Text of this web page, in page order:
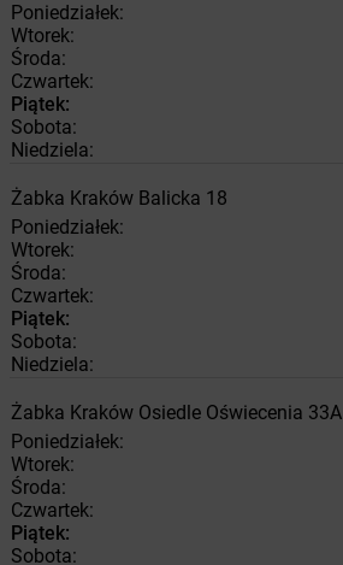
Poniedziałek:
Wtorek:
Środa:
Czwartek:
Piątek:
Sobota:
Niedziela:
Żabka Kraków Balicka 18
Poniedziałek:
Wtorek:
Środa:
Czwartek:
Piątek:
Sobota:
Niedziela:
Żabka Kraków Osiedle Oświecenia 33A
Poniedziałek:
Wtorek:
Środa:
Czwartek:
Piątek:
Sobota: